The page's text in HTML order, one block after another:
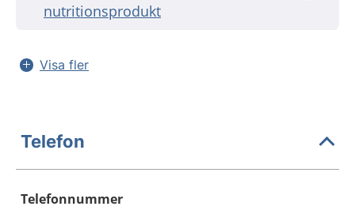
nutritionsprodukt
Visa fler
Telefon
Telefonnummer